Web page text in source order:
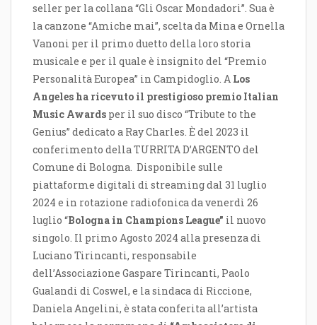
seller per la collana “Gli Oscar Mondadori”. Sua è
la canzone “Amiche mai”, scelta da Mina e Ornella
Vanoni per il primo duetto della loro storia
musicale e per il quale è insignito del “Premio
Personalità Europea” in Campidoglio. A Los
Angeles ha ricevuto il prestigioso premio Italian
Music Awards per il suo disco “Tribute to the
Genius” dedicato a Ray Charles. È del 2023 il
conferimento della TURRITA D’ARGENTO del
Comune di Bologna. Disponibile sulle
piattaforme digitali di streaming dal 31 luglio
2024 e in rotazione radiofonica da venerdì 26
luglio “Bologna in Champions League” il nuovo
singolo. Il primo Agosto 2024 alla presenza di
Luciano Tirincanti, responsabile
dell’Associazione Gaspare Tirincanti, Paolo
Gualandi di Coswel, e la sindaca di Riccione,
Daniela Angelini, è stata conferita all’artista